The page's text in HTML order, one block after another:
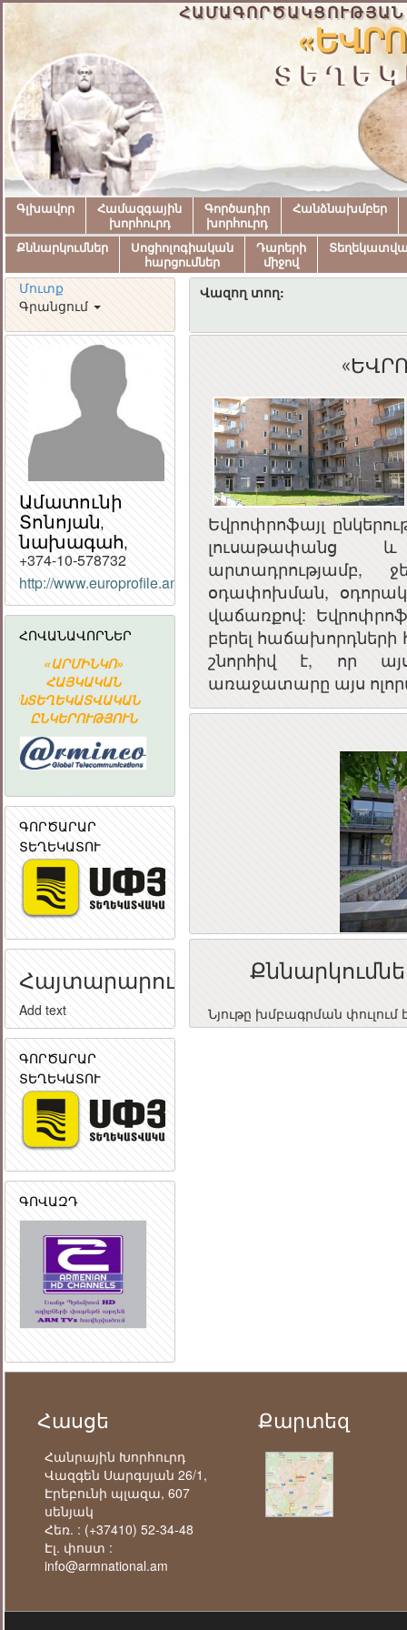
Գլխավոր
Համազգային
խորհուրդ
Գործադիր
խորհուրդ
Հանձնախմբեր
Քննարկումներ
Սոցիոլոգիական
հարցումներ
Դարերի
միջով
Մուտք
Գրանցում
Վազող տող:
Ամատունի
Տոնոյան,
նախագահ,
+374-10-578732
http://www.europrofile.am
ՀՈՎԱՆԱՎՈՐՆԵՐ
«ԱՐՄԻՆԿՈ»
ՀԱՅԿԱԿԱՆ
ՏԵՂԵԿԱՏՎԱԿԱՆ
ԸՆԿԵՐՈՒԹՅՈՒՆ
ՀԱՅԱՍՏԱՆԻ
ՀԱՆՐԱՊԵՏՈՒԹՅԱՆ
ԽՈՐՀՈՒՐԴ
ԳՈՐԾԱՐԱՐ
ՏԵՂԵԿԱՏՈՒ
Հայտարարություն
Add text
ԳՈՐԾԱՐԱՐ
ՏԵՂԵԿԱՏՈՒ
ԳՈՎԱԶԴ
Եվրոփրոֆայլ
լուսաթափանց և
արտադրությամբ,
օդափոխման,
վաճառքով:
բերել
շնորհիվ է, որ
առաջատարը այս
Նյութը խմբագրման փուլում է
ՀԱՅԱՍՏԱՆԻ
ՀԱՆՐԱՅԻՆ
ԽՈՐՀՈՒՐԴ
Հասցե
Հանրային Խորհուրդ
Վազգեն Սարգսյան 26/1,
Էրեբունի պլազա, 607
սենյակ
Հեռ. : (+37410) 52-34-48
Էլ. փոստ :
info@armnational.am
Քարտեզ